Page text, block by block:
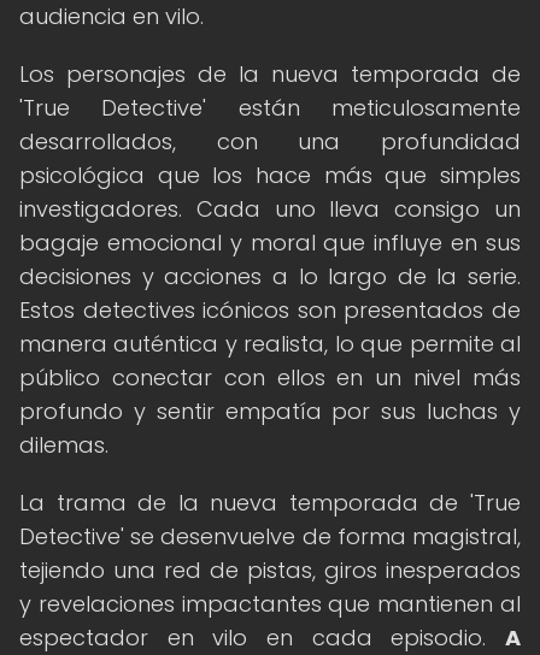
audiencia en vilo.
Los personajes de la nueva temporada de
'True Detective' están meticulosamente
desarrollados, con una profundidad
psicológica que los hace más que simples
investigadores. Cada uno lleva consigo un
bagaje emocional y moral que influye en sus
decisiones y acciones a lo largo de la serie.
Estos detectives icónicos son presentados de
manera auténtica y realista, lo que permite al
público conectar con ellos en un nivel más
profundo y sentir empatía por sus luchas y
dilemas.
La trama de la nueva temporada de 'True
Detective' se desenvuelve de forma magistral,
tejiendo una red de pistas, giros inesperados
y revelaciones impactantes que mantienen al
espectador en vilo en cada episodio. A